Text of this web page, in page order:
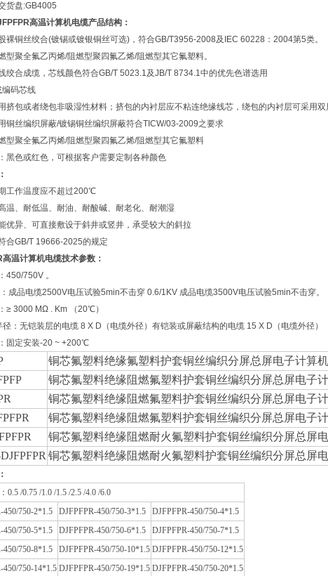
货盘:GB4005
高温计算机电缆产品结构：
裸铜丝绞合(镀锡或镀银铜丝可选)，符合GB/T3956-2008及IEC 60228：2004第5类。
型聚全氟乙丙烯/阻燃型聚四氟乙烯/阻燃型其它氟塑料。
绞合成缆，芯线颜色符合GB/T 5023.1及JB/T 8734.1中的优先色谱选用
码芯线
挤包或者绕包非吸湿性材料；挤包的内衬层应不粘连绝缘线芯，绕包的内衬层可采用双
铜丝编织屏蔽/镀锡铜丝编织屏蔽符合TICW/03-2009之要求
型聚全氟乙丙烯/阻燃型聚四氟乙烯/阻燃型其它氟塑料
黑色或红色，可根据客户需要定制各种颜色
工作温度应不超过200℃
温、耐低温、耐油、耐酸碱、耐老化、耐潮湿
优异、可直接敷设于斜井或竖井，承受较大的斜拉
合GB/T 19666-2025的规定
高温计算机电缆技术参数：
450/750V 。
成品电缆2500V电压试验5min不击穿 0.6/1KV 成品电缆3500V电压试验5min不击穿。
≥ 3000 MΩ . Km （20℃）
径：无铠装层的电缆 8 X D（电缆外径）有铠装或屏蔽结构的电缆 15 X D（电缆外径）
固定安装-20 ~ +200℃
铜芯氟塑料绝缘氟塑料护套铜丝编织分屏总屏电子计算
铜芯氟塑料绝缘阻燃氟塑料护套铜丝编织分屏总屏电子
铜芯氟塑料绝缘阻燃氟塑料护套铜丝编织分屏总屏电子
铜芯氟塑料绝缘阻燃氟塑料护套铜丝编织分屏总屏电子
铜芯氟塑料绝缘阻燃耐火氟塑料护套铜丝编织分屏总屏
DJFPFPR 铜芯氟塑料绝缘阻燃耐火氟塑料护套铜丝编织分屏总屏
型：0.5 /0.75 /1.0 /1.5 /2.5 /4.0 /6.0
450/750-2*1.5
DJFPFPR-450/750-3*1.5
DJFPFPR-450/750-4*1.5
450/750-5*1.5
DJFPFPR-450/750-6*1.5
DJFPFPR-450/750-7*1.5
450/750-8*1.5
DJFPFPR-450/750-10*1.5 DJFPFPR-450/750-12*1.5
450/750-14*1.5 DJFPFPR-450/750-19*1.5 DJFPFPR-450/750-20*1.5